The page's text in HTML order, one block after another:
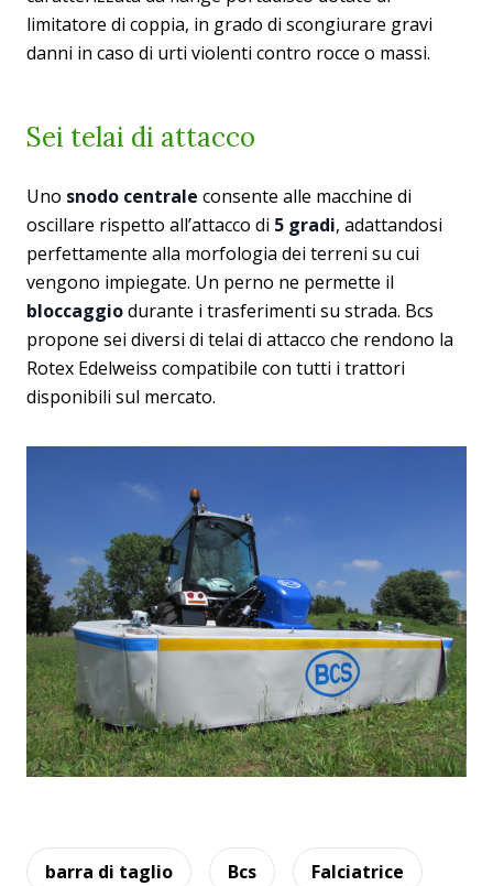
limitatore di coppia, in grado di scongiurare gravi
danni in caso di urti violenti contro rocce o massi.
Sei telai di attacco
Uno snodo centrale consente alle macchine di
oscillare rispetto all’attacco di 5 gradi, adattandosi
perfettamente alla morfologia dei terreni su cui
vengono impiegate. Un perno ne permette il
bloccaggiodurante i trasferimenti su strada. Bcs
propone sei diversi di telai di attacco che rendono la
Rotex Edelweiss compatibile con tutti i trattori
disponibili sul mercato.
barra di taglio Bcs Falciatrice